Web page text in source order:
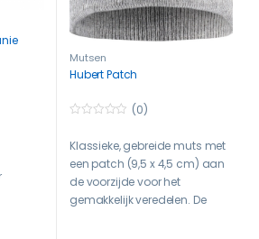
Mutsen
Hubert Patch
u
o
f
5
(0)
Klassieke, gebreide muts met
een patch (9,5 x 4,5 cm) aan
de voorzijde voor het
gemakkelijk veredelen. De